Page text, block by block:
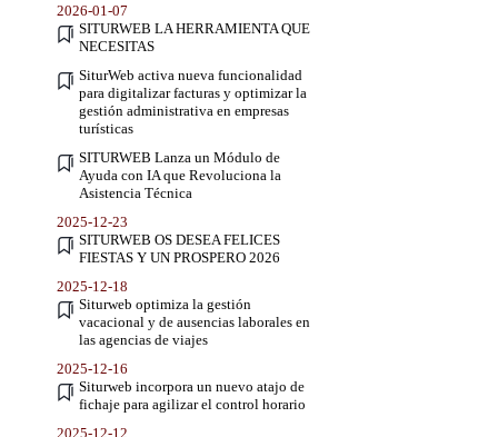
2026-01-07
SITURWEB LA HERRAMIENTA QUE
NECESITAS
SiturWeb activa nueva funcionalidad
para digitalizar facturas y optimizar la
gestión administrativa en empresas
turísticas
SITURWEB Lanza un Módulo de
Ayuda con IA que Revoluciona la
Asistencia Técnica
2025-12-23
SITURWEB OS DESEA FELICES
FIESTAS Y UN PROSPERO 2026
2025-12-18
Siturweb optimiza la gestión
vacacional y de ausencias laborales en
las agencias de viajes
2025-12-16
Siturweb incorpora un nuevo atajo de
fichaje para agilizar el control horario
2025-12-12